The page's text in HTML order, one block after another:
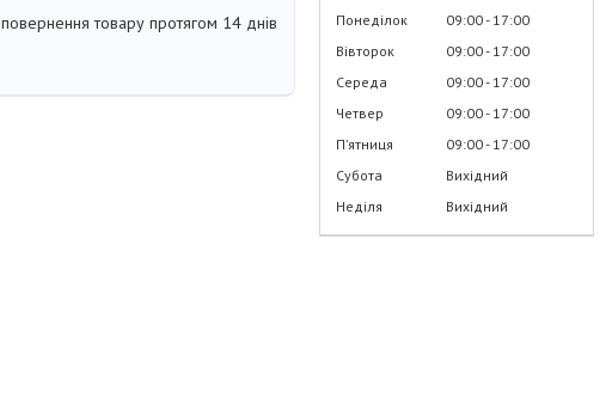
повернення товару протягом 14 днів
Понеділок 09:00 17:00
Вівторок
09:00 17:00
Середа
09:00 17:00
Четвер
09:00 17:00
Пʼятниця
09:00 17:00
Субота
Вихідний
Неділя
Вихідний